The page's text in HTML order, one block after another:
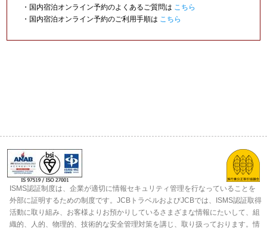
・国内宿泊オンライン予約のよくあるご質問は こちら
・国内宿泊オンライン予約のご利用手順は こちら
ISMS認証制度は、企業が適切に情報セキュリティ管理を行なっていることを
外部に証明するための制度です。JCBトラベルおよびJCBでは、ISMS認証取得
活動に取り組み、お客様よりお預かりしているさまざまな情報にたいして、組
織的、人的、物理的、技術的な安全管理対策を講じ、取り扱っております。情